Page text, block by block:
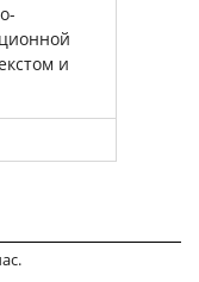
и